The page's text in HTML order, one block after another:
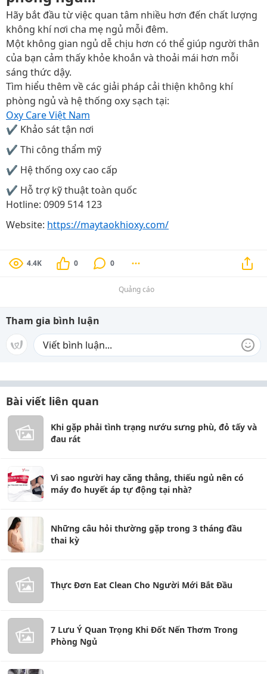
Hãy bắt đầu từ việc quan tâm nhiều hơn đến chất lượng
không khí nơi cha mẹ ngủ mỗi đêm.
Một không gian ngủ dễ chịu hơn có thể giúp người thân
của bạn cảm thấy khỏe khoắn và thoải mái hơn mỗi
sáng thức dậy.
Tìm hiểu thêm về các giải pháp cải thiện không khí
phòng ngủ và hệ thống oxy sạch tại:
Oxy Care Việt Nam
✔ Khảo sát tận nơi
✔ Thi công thẩm mỹ
✔ Hệ thống oxy cao cấp
✔ Hỗ trợ kỹ thuật toàn quốc
Hotline: 0909 514 123
Website: https://maytaokhioxy.com/
4.4K 0 0
Quảng cáo
Tham gia bình luận
Bài viết liên quan
Khi gặp phải tình trạng nướu sưng phù, đỏ tấy và
đau rát
Vì sao người hay căng thẳng, thiếu ngủ nên có
máy đo huyết áp tự động tại nhà?
Những câu hỏi thường gặp trong 3 tháng đầu
thai kỳ
Thực Đơn Eat Clean Cho Người Mới Bắt Đầu
7 Lưu Ý Quan Trọng Khi Đốt Nến Thơm Trong
Phòng Ngủ